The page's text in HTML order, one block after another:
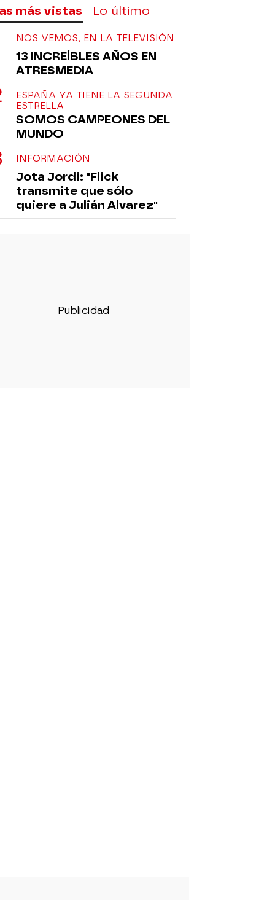
más vistas Lo último
NOS VEMOS, EN LA TELEVISIÓN
13 INCREÍBLES AÑOS EN
ATRESMEDIA
ESPAÑA YA TIENE LA SEGUNDA
ESTRELLA
SOMOS CAMPEONES DEL
MUNDO
INFORMACIÓN
Jota Jordi: "Flick
transmite que sólo
quiere a Julián Alvarez"